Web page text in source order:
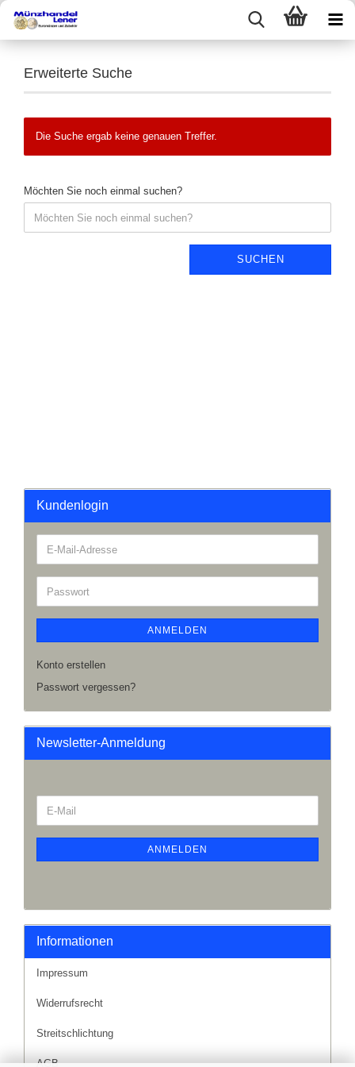
Erweiterte Suche
Die Suche ergab keine genauen Treffer.
Möchten Sie noch einmal suchen?
SUCHEN
Kundenlogin
ANMELDEN
Konto erstellen
Passwort vergessen?
Newsletter-Anmeldung
ANMELDEN
Informationen
Impressum
Widerrufsrecht
Streitschlichtung
AGB